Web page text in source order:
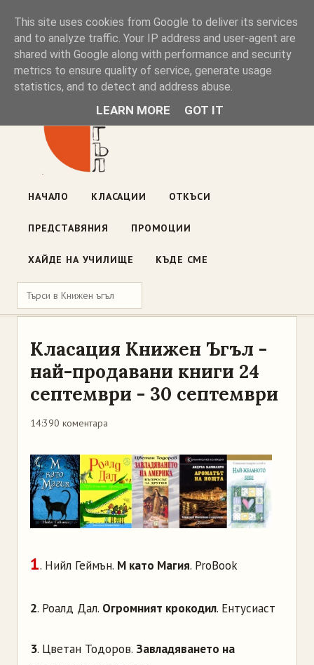
Книжен ъгъл
Блог на книжарницата — класации, откъси, нови книги
ул. „Оборище" 117, София· пон–пет 10:00–19:00 ·
НАЧАЛО КЛАСАЦИИ ОТКЪСИ
ПРЕДСТАВЯНИЯ ПРОМОЦИИ
ХАЙДЕ НА УЧИЛИЩЕ КЪДЕ СМЕ
Класация Книжен Ъгъл -
най-продавани книги 24
септември - 30 септември
14:390 коментара
1. Нийл Геймън. М като Магия. ProBook
2. Роалд Дал. Огромният крокодил. Ентусиаст
3. Цветан Тодоров. Завладяването на
This site uses cookies from Google to deliver its services
and to analyze traffic. Your IP address and user-agent are
shared with Google along with performance and security
metrics to ensure quality of service, generate usage
statistics, and to detect and address abuse.
LEARN MORE GOT IT